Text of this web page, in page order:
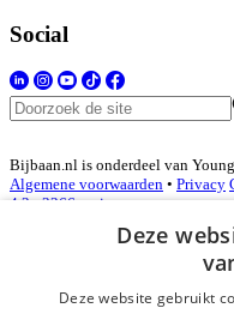
Social
Bijbaan.nl is onderdeel van
Algemene voorwaarden • Privacy
4.3 - 3366 reviews
Inloggen als bedrijf
Deze
Deze website gebruikt